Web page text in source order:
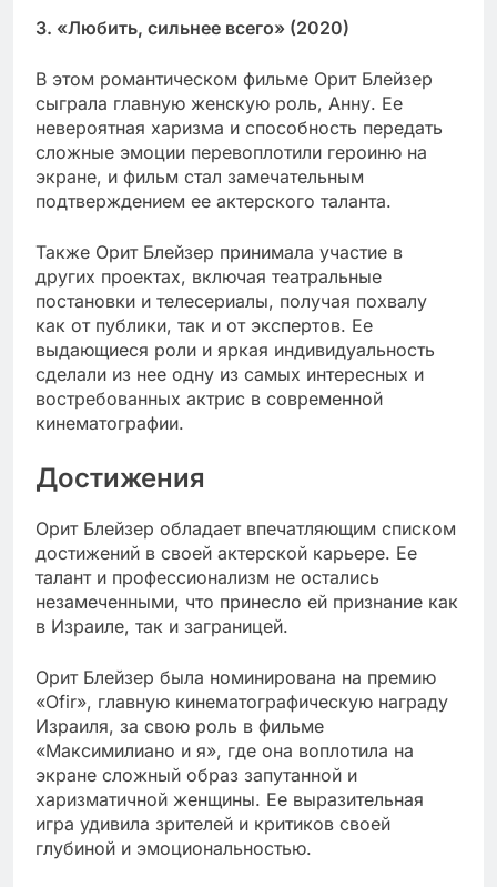
3. «Любить, сильнее всего» (2020)
В этом романтическом фильме Орит Блейзер
сыграла главную женскую роль, Анну. Ее
невероятная харизма и способность передать
сложные эмоции перевоплотили героиню на
экране, и фильм стал замечательным
подтверждением ее актерского таланта.
Также Орит Блейзер принимала участие в
других проектах, включая театральные
постановки и телесериалы, получая похвалу
как от публики, так и от экспертов. Ее
выдающиеся роли и яркая индивидуальность
сделали из нее одну из самых интересных и
востребованных актрис в современной
кинематографии.
Достижения
Орит Блейзер обладает впечатляющим списком
достижений в своей актерской карьере. Ее
талант и профессионализм не остались
незамеченными, что принесло ей признание как
в Израиле, так и заграницей.
Орит Блейзер была номинирована на премию
«Ofir», главную кинематографическую награду
Израиля, за свою роль в фильме
«Максимилиано и я», где она воплотила на
экране сложный образ запутанной и
харизматичной женщины. Ее выразительная
игра удивила зрителей и критиков своей
глубиной и эмоциональностью.